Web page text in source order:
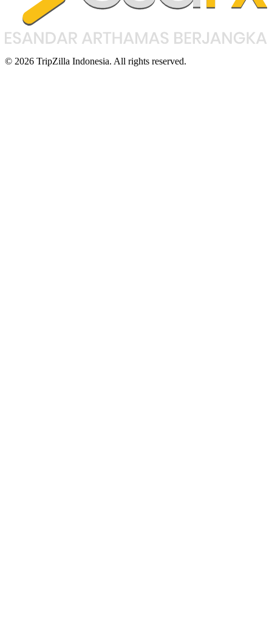
© 2026 TripZilla Indonesia. All rights reserved.